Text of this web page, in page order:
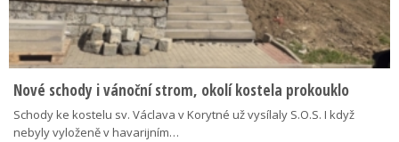
Nové schody i vánoční strom, okolí kostela prokouklo
Schody ke kostelu sv. Václava v Korytné už vysílaly S.O.S. I když
nebyly vyloženě v havarijním…